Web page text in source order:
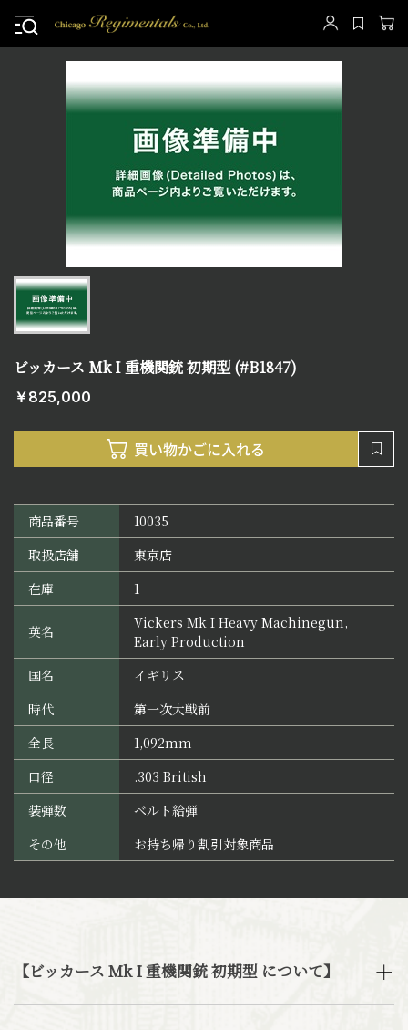
ビッカース Mk I 重機関銃 初期型 (#B1847)
￥825,000
商品番号
10035
取扱店舗
東京店
在庫
1
英名
Vickers Mk I Heavy Machinegun,
Early Production
国名
イギリス
時代
第一次大戦前
全長
1,092mm
口径
.303 British
装弾数
ベルト給弾
その他
お持ち帰り割引対象商品
【ビッカース Mk I 重機関銃 初期型 について】